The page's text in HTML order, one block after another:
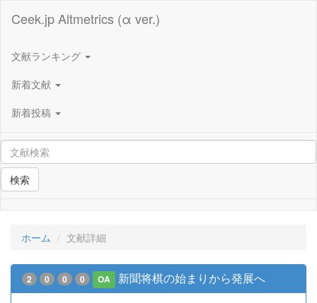
Ceek.jp Altmetrics (α ver.)
文献ランキング
新着文献
新着投稿
検索
ホーム 文献詳細
2 0 0 0 OA 新聞将棋の始まりから発展へ